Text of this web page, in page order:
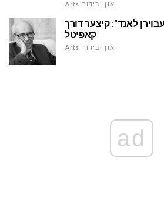
Arts און ובידור
לאַנד": קיצער דורך
קאַפּיטל
Arts און ובידור
ad